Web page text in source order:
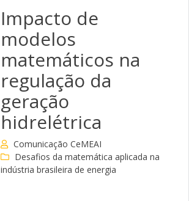
Impacto de
modelos
matemáticos na
regulação da
geração
hidrelétrica
Comunicação CeMEAI
Desafios da matemática aplicada na
indústria brasileira de energia